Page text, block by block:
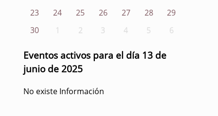
23
24 25 26 27 28
29
30
1 2 3 4 5 6
Eventos activos para el día 13 de
junio de 2025
No existe Información